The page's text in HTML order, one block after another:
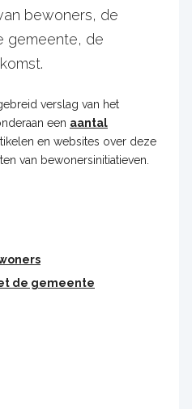
bewoners, de
gemeente, de
verslag van het
een aantal
en websites over deze
van bewonersinitiatieven.
de gemeente